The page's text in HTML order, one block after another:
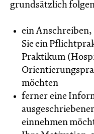
grundsätzlich
ein Anschreiben,
Sie ein
Praktikum
möchten
ferner eine
einnehmen